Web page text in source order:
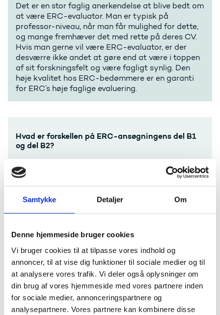
Samtykke Detaljer Om
Denne hjemmeside bruger cookies
Vi bruger cookies til at tilpasse vores indhold og
annoncer, til at vise dig funktioner til sociale medier og til
at analysere vores trafik. Vi deler også oplysninger om
din brug af vores hjemmeside med vores partnere inden
for sociale medier, annonceringspartnere og
analysepartnere. Vores partnere kan kombinere disse
Det er en stor faglig anerkendelse at blive bedt om
at være ERC-evaluator. Man er typisk på
professor-niveau, når man får mulighed for dette,
og mange fremhæver det med rette på deres CV.
Hvis man gerne vil være ERC-evaluator, er der
desværre ikke andet at gøre end at være i toppen
af sit forskningsfelt og være fagligt synlig. Den
høje kvalitet hos ERC-bedømmere er en garanti
for ERC’s høje faglige evaluering.
Hvad er forskellen på ERC-ansøgningens del B1
og del B2?
som er topforskere inden for ens eget og
også betyder, at den skal være sælgende - gerne
med en fængende titel og et skarpt ’Summary’. Del
publikationsliste.
Del B2 læses både af panelmedlemmer samt
fjernbedømmere, der er eksperter inden for ens
snære forskningsområder. Man kan derfor gå
meget mere fagligt i dybden i B2. Del B2 skal fylde
14 sider, hvilket betyder, at der er god plads til at
beskrive state-of-the-art samt ens metode.